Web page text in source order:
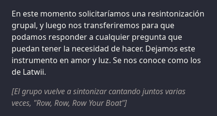
En este momento solicitaríamos una resintonización
grupal, y luego nos transferiremos para que
podamos responder a cualquier pregunta que
puedan tener la necesidad de hacer. Dejamos este
instrumento en amor y luz. Se nos conoce como los
de Latwii.
[El grupo vuelve a sintonizar cantando juntos varias
veces, "Row, Row, Row Your Boat"]